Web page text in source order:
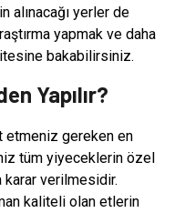
alınacağı yerler de
yapmak ve daha
bakabilirsiniz.
Yapılır?
etmeniz gereken en
tüm yiyeceklerin özel
verilmesidir.
kaliteli olan etlerin